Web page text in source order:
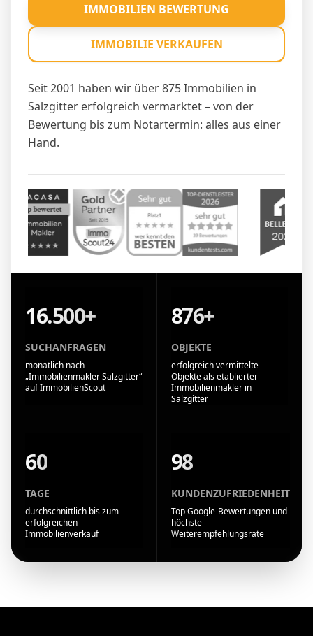
Seit 2001 haben wir über 875 Immobilien in
Salzgitter erfolgreich vermarktet – von der
Bewertung bis zum Notartermin: alles aus einer
Hand.
IMMOBILIEN BEWERTUNG
IMMOBILIE VERKAUFEN
16.500+
SUCHANFRAGEN
monatlich nach
„Immobilienmakler Salzgitter“
auf ImmobilienScout
876+
OBJEKTE
erfolgreich vermittelte
Objekte als etablierter
Immobilienmakler in
Salzgitter
60
TAGE
durchschnittlich bis zum
erfolgreichen
Immobilienverkauf
98
KUNDENZUFRIEDENHEIT
Top Google-Bewertungen und
höchste
Weiterempfehlungsrate